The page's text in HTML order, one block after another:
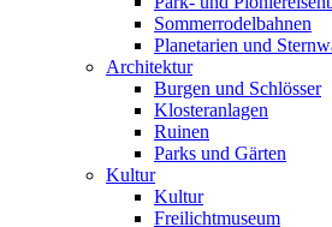
Sommerrodelbahnen
Planetarien und
Architektur
Burgen und Schlösser
Klosteranlagen
Ruinen
Parks und Gärten
Kultur
Kultur
Freilichtmuseum